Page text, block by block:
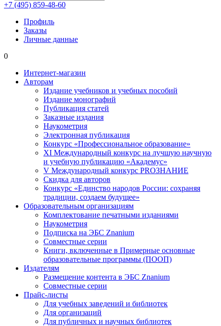
+7 (495) 859-48-60
Профиль
Заказы
Личные данные
0
Интернет-магазин
Авторам
Издание учебников и учебных пособий
Издание монографий
Публикация статей
Заказные издания
Наукометрия
Электронная публикация
Конкурс «Профессиональное образование»
XI Международный конкурс на лучшую научную
и учебную публикацию «Академус»
V Международный конкурс PROЗНАНИЕ
Скидка для авторов
Конкурс «Единство народов России: сохраняя
традиции, создаем будущее»
Образовательным организациям
Комплектование печатными изданиями
Наукометрия
Подписка на ЭБС Znanium
Совместные серии
Книги, включенные в Примерные основные
образовательные программы (ПООП)
Издателям
Размещение контента в ЭБС Znanium
Совместные серии
Прайс-листы
Для учебных заведений и библиотек
Для организаций
Для публичных и научных библиотек